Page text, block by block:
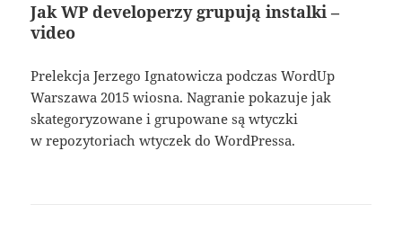
Jak WP developerzy grupują instalki –
video
Prelekcja Jerzego Ignatowicza podczas WordUp
Warszawa 2015 wiosna. Nagranie pokazuje jak
skategoryzowane i grupowane są wtyczki
w repozytoriach wtyczek do WordPressa.